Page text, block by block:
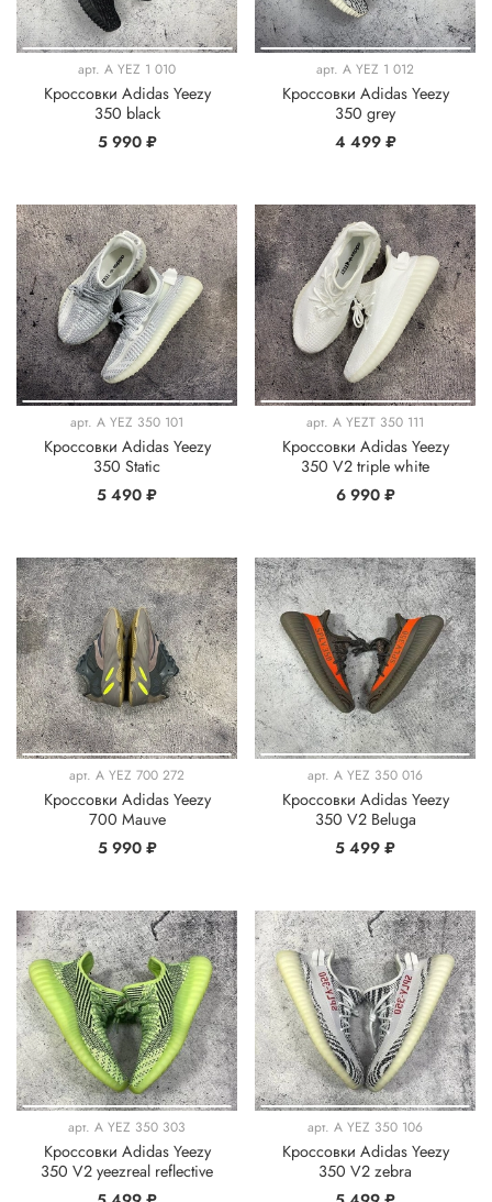
арт. A YEZ 1 010
Кроссовки Adidas Yeezy
350 black
5 990 ₽
арт. A YEZ 1 012
Кроссовки Adidas Yeezy
350 grey
4 499 ₽
арт. A YEZ 350 101
Кроссовки Adidas Yeezy
350 Static
5 490 ₽
арт. A YEZT 350 111
Кроссовки Adidas Yeezy
350 V2 triple white
6 990 ₽
арт. A YEZ 700 272
Кроссовки Adidas Yeezy
700 Mauve
5 990 ₽
арт. A YEZ 350 016
Кроссовки Adidas Yeezy
350 V2 Beluga
5 499 ₽
арт. A YEZ 350 303
Кроссовки Adidas Yeezy
350 V2 yeezreal reflective
арт. A YEZ 350 106
Кроссовки Adidas Yeezy
350 V2 zebra